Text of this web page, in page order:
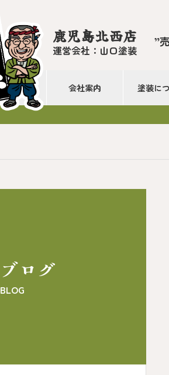
鹿児島北西店
運営会社：山口塗装
”
会社案内 塗装に
ブログ
BLOG